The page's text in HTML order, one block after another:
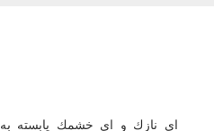
ای نازك و ای خشمك پابسته